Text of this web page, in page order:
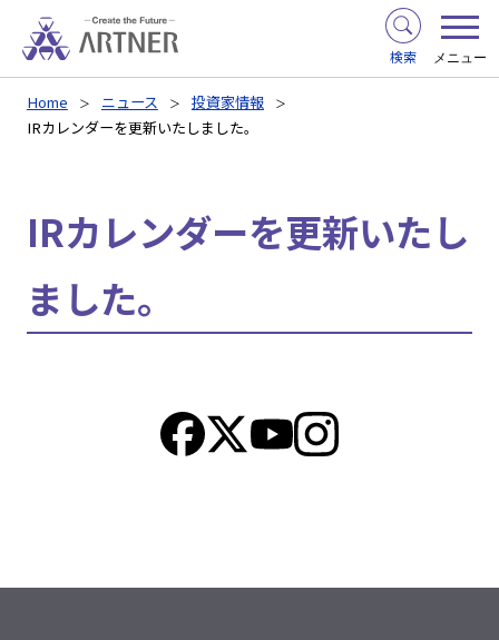
検索 メニュー
Home ニュース
投資家情報
IRカレンダーを更新いたしました。
IRカレンダーを更新いたし
ました。